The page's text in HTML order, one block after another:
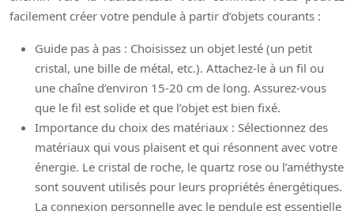
facilement créer votre pendule à partir d’objets courants :
Guide pas à pas : Choisissez un objet lesté (un petit
cristal, une bille de métal, etc.). Attachez-le à un fil ou
une chaîne d’environ 15-20 cm de long. Assurez-vous
que le fil est solide et que l’objet est bien fixé.
Importance du choix des matériaux : Sélectionnez des
matériaux qui vous plaisent et qui résonnent avec votre
énergie. Le cristal de roche, le quartz rose ou l’améthyste
sont souvent utilisés pour leurs propriétés énergétiques.
La connexion personnelle avec le pendule est essentielle